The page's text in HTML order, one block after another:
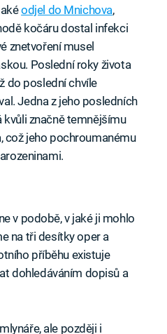
odjel do Mnichova,
kočáru dostal infekci
znetvoření musel
Poslední roky života
do poslední chvíle
Jedna z jeho posledních
kvůli značně temnějšímu
což jeho pochroumanému
v podobě, v jaké ji mohlo
na tři desítky oper a
příběhu existuje
dohledáváním dopisů a
ale později i